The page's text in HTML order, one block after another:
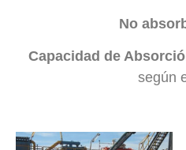
No
Capacidad de
según